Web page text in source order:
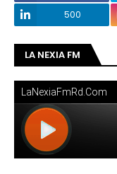
500
LA NEXIA FM